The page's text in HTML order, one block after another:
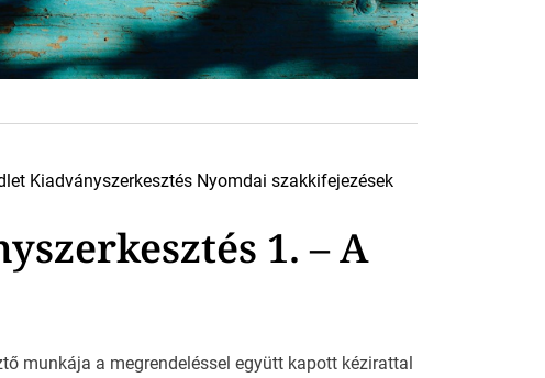
Kiadványszerkesztés Nyomdai szakkifejezések
1. – A
munkája a megrendeléssel együtt kapott kézirattal